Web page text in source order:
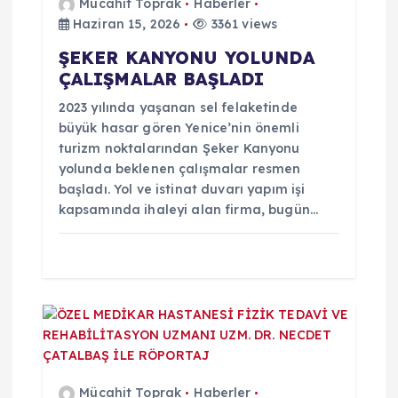
m
Mücahit Toprak
Haberler
Haziran 15, 2026
3361 views
ŞEKER KANYONU YOLUNDA
ÇALIŞMALAR BAŞLADI
2023 yılında yaşanan sel felaketinde
büyük hasar gören Yenice’nin önemli
turizm noktalarından Şeker Kanyonu
yolunda beklenen çalışmalar resmen
başladı. Yol ve istinat duvarı yapım işi
kapsamında ihaleyi alan firma, bugün…
Mücahit Toprak Haberler